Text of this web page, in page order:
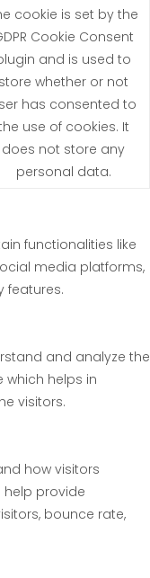
cookie is set by the
Cookie Consent
and is used to
store whether or not
has consented to
use of cookies. It
does not store any
personal data.
functionalities like
media platforms,
features.
and analyze the
which helps in
visitors.
how visitors
help provide
bounce rate,